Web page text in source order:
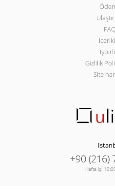
FAQ
Gizlilik
Site
+90 (216)
Hafta içi